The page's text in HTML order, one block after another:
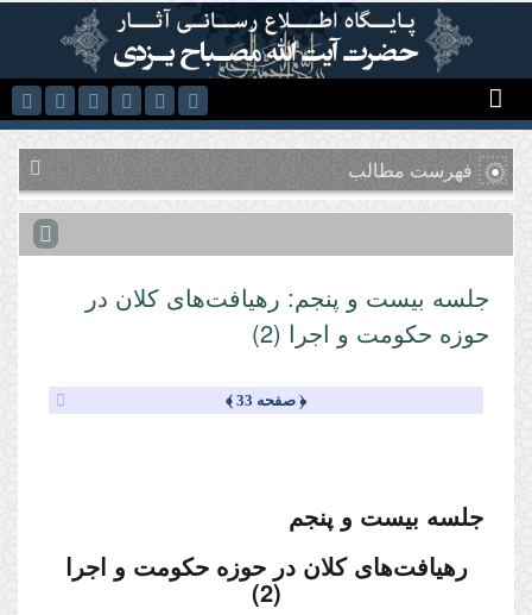
رفتن به محتوای اصلی
فهرست مطالب
جلسه بیست و پنجم: رهیافت‌هاى كلان در
حوزه حكومت و اجرا (2)
﴿ صفحه 33 ﴾
جلسه بیست و پنجم
رهیافت‌هاى كلان در حوزه حكومت و اجرا
(2)